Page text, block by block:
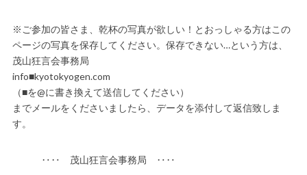
※ご参加の皆さま、乾杯の写真が欲しい！とおっしゃる方はこの
ページの写真を保存してください。保存できない…という方は、
茂山狂言会事務局
info■kyotokyogen.com
（■を@に書き換えて送信してください）
までメールをくださいましたら、データを添付して返信致しま
す。
‥‥ 茂山狂言会事務局 ‥‥